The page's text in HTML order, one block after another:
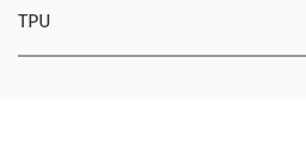
TPU